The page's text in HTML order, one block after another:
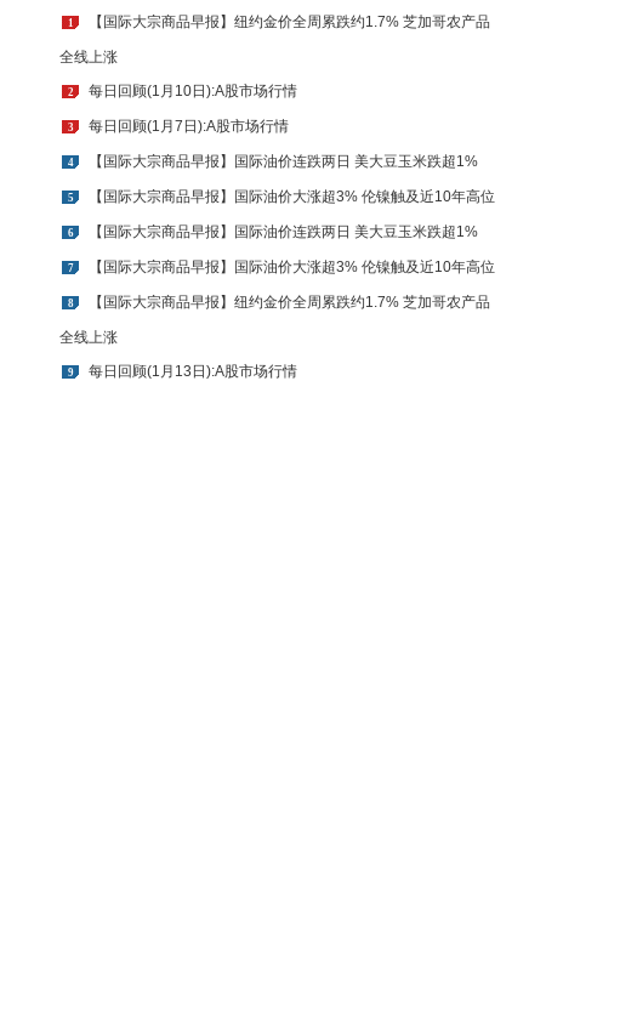
1 【国际大宗商品早报】纽约金价全周累跌约1.7% 芝加哥农产品
全线上涨
2 每日回顾(1月10日):A股市场行情
3 每日回顾(1月7日):A股市场行情
4 【国际大宗商品早报】国际油价连跌两日 美大豆玉米跌超1%
5 【国际大宗商品早报】国际油价大涨超3% 伦镍触及近10年高位
6 【国际大宗商品早报】国际油价连跌两日 美大豆玉米跌超1%
7 【国际大宗商品早报】国际油价大涨超3% 伦镍触及近10年高位
8 【国际大宗商品早报】纽约金价全周累跌约1.7% 芝加哥农产品
全线上涨
9 每日回顾(1月13日):A股市场行情